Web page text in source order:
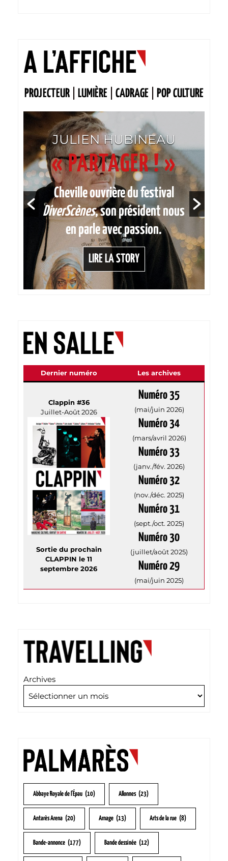
PROJECTEUR LUMIÈRE CADRAGE POP CULTURE
JULIEN HUBINEAU
« PARTAGER ! »
Cheville ouvrière du festival
DiverScènes, son président nous
en parle avec passion.
LIRE LA STORY
Dernier numéro Les archives
Clappin #36
Juillet-Août 2026
Sortie du prochain
CLAPPIN le 11
septembre 2026
Numéro 35
(mai/juin 2026)
Numéro 34
(mars/avril 2026)
Numéro 33
(janv./fév. 2026)
Numéro 32
(nov./déc. 2025)
Numéro 31
(sept./oct. 2025)
Numéro 30
(juillet/août 2025)
Numéro 29
(mai/juin 2025)
Archives
Abbaye Royale de l'Épau (10) Allonnes (23)
Antarès Arena (20) Arnage (13) Arts de la rue (8)
Bande-annonce (177) Bande dessinée (12)